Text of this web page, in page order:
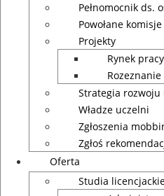
Pełnomocnik ds.
Powołane
Projekty
Rynek
Strategia rozwoju
Władze uczelni
Zgłoszenia
Zgłoś
Oferta
Studia